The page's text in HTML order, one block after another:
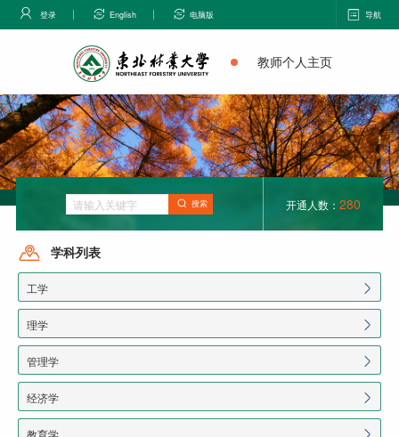
登录 English 电脑版 导航
教师个人主页
搜索 开通人数： 280
学科列表
工学
理学
管理学
经济学
教育学